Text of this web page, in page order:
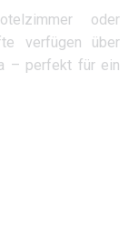
oder
verfügen über
– perfekt für ein